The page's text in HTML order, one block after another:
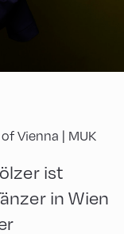
Vienna | MUK
ist
in Wien